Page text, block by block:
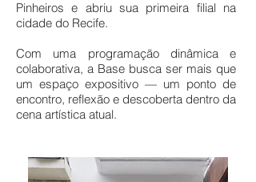
Pinheiros e abriu sua primeira filial na
cidade do Recife.
Com uma programação dinâmica e
colaborativa, a Base busca ser mais que
um espaço expositivo — um ponto de
encontro, reflexão e descoberta dentro da
cena artística atual.